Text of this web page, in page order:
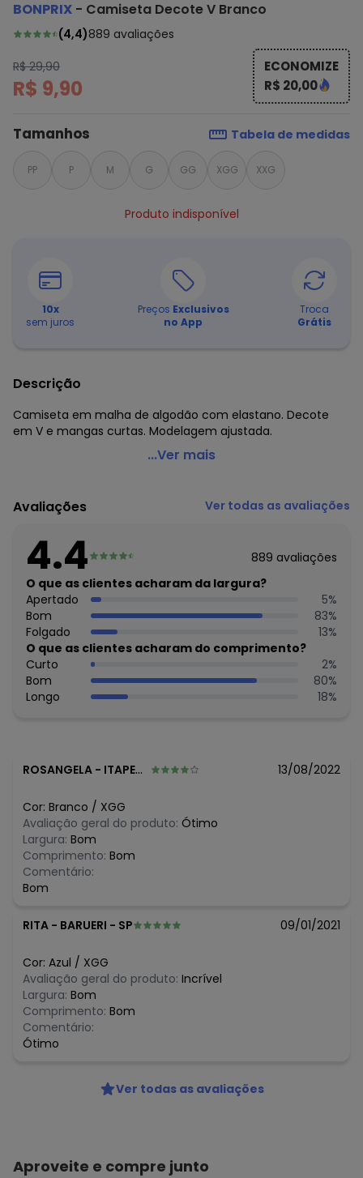
BONPRIX - Camiseta Decote V Branco
(4,4)889 avaliações
R$ 29,90
R$ 9,90
ECONOMIZE
R$ 20,00
Tamanhos Tabela de medidas
PP P M G GG XGG XXG
Produto indisponível
10x
sem juros
Preços Exclusivos
no App
Troca
Grátis
Descrição
Camiseta em malha de algodão com elastano. Decote
em V e mangas curtas. Modelagem ajustada.
bonprix - Camiseta Decote V Branco
Tecido: Malha
Composição: 96% algodão, 4% elastano
Histórico de preços
O preço apresentado abaixo é o menor oferecido em
algum dia do mês, para o menor tamanho disponível.
agosto/2026
N/D*
julho/2026 N/D*
junho/2026 N/D*
maio/2026
abril/2026 N/D*
março/2026 N/D*
fevereiro/2026 N/D*
...Ver mais
Avaliações Ver todas as avaliações
4.4 889 avaliações
O que as clientes acharam da largura?
Apertado
5%
Bom
83%
Folgado
13%
O que as clientes acharam do comprimento?
Curto
2%
Bom
80%
Longo
18%
ROSANGELA - ITAPEMA - SC 13/08/2022
Cor: Branco / XGG
Avaliação geral do produto: Ótimo
Largura: Bom
Comprimento: Bom
Comentário:
Bom
RITA - BARUERI - SP 09/01/2021
Cor: Azul / XGG
Avaliação geral do produto: Incrível
Largura: Bom
Comprimento: Bom
Comentário:
Ótimo
Ver todas as avaliações
Aproveite e compre junto